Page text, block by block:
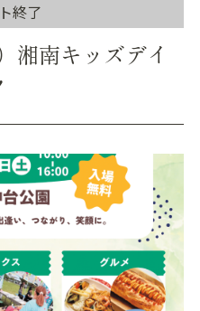
終了
湘南キッズデイ